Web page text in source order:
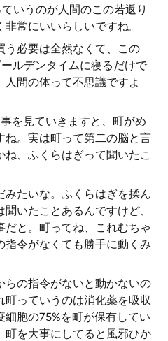
いうのが人間のこの若返り
常にいいらしいですね。
う必要は全然なくて、この
ルデンタイムに寝るだけで
間の体って不思議ですよ
を見ていきますと、町がめ
ね。実は町って第二の脳と言
、ふくらはぎって聞いたこ
たいな。ふくらはぎを揉ん
いたことあるんですけど、
と。町ってね、これむちゃ
指令がなくても勝手に動くみ
らの指令がないと動かないの
町っていうのは消化薬を吸収
胞の75%を町が保有してい
町を大事にしてると風邪ひか